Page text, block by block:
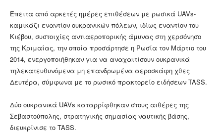
Έπειτα από αρκετές ημέρες επιθέσεων με ρωσικά UAVs-
καμικάζι εναντίον ουκρανικών πόλεων, ιδίως εναντίον του
Κιέβου, συστοιχίες αντιαεροπορικής άμυνας στη χερσόνησο
της Κριμαίας, την οποία προσάρτησε η Ρωσία τον Μάρτιο του
2014, ενεργοποιήθηκαν για να αναχαιτίσουν ουκρανικά
τηλεκατευθυνόμενα μη επανδρωμένα αεροσκάφη χθες
Δευτέρα, σύμφωνα με το ρωσικό πρακτορείο ειδήσεων TASS.
Δύο ουκρανικά UAVs καταρρίφθηκαν στους αιθέρες της
Σεβαστούπολης, στρατηγικής σημασίας ναυτικής βάσης,
διευκρίνισε το TASS.